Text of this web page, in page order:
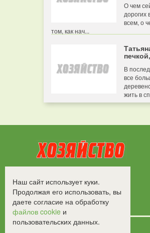
О чем
дорогих
всем, о
том, как нач...
В
все
жить в
Все права защищены.
©2008-2017 - "Хозяйство"
Наш сайт использует куки.
Продолжая его использовать, вы
даете согласие на обработку
файлов cookie и
пользовательских данных.